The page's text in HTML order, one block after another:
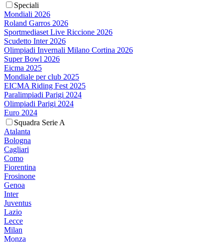
Speciali
Mondiali 2026
Roland Garros 2026
Sportmediaset Live Riccione 2026
Scudetto Inter 2026
Olimpiadi Invernali Milano Cortina 2026
Super Bowl 2026
Eicma 2025
Mondiale per club 2025
EICMA Riding Fest 2025
Paralimpiadi Parigi 2024
Olimpiadi Parigi 2024
Euro 2024
Squadra Serie A
Atalanta
Bologna
Cagliari
Como
Fiorentina
Frosinone
Genoa
Inter
Juventus
Lazio
Lecce
Milan
Monza